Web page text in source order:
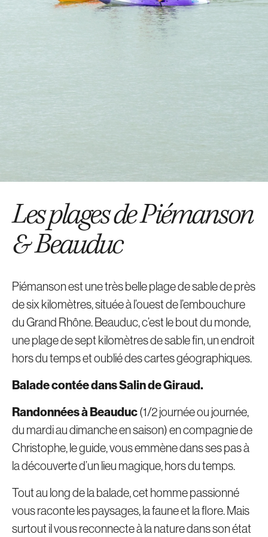
Les plages de Piémanson
& Beauduc
Piémanson est une très belle plage de sable de près
de six kilomètres, située à l’ouest de l’embouchure
du Grand Rhône. Beauduc, c’est le bout du monde,
une plage de sept kilomètres de sable fin, un endroit
hors du temps et oublié des cartes géographiques.
Balade contée dans Salin de Giraud.
Randonnées à Beauduc(1/2 journée ou journée,
du mardi au dimanche en saison) en compagnie de
Christophe, le guide, vous emmène dans ses pas à
la découverte d’un lieu magique, hors du temps.
Tout au long de la balade, cet homme passionné
vous raconte les paysages, la faune et la flore. Mais
surtout il vous reconnecte à la nature dans son état